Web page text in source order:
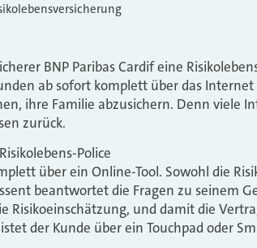
BNP Paribas Cardif eine
ab sofort komplett über das
ihre Familie abzusichern. Denn viele
zurück.
Police
über ein Online-Tool. Sowohl die
beantwortet die Fragen zu seinem
Risikoeinschätzung, und damit die
der Kunde über ein Touchpad oder